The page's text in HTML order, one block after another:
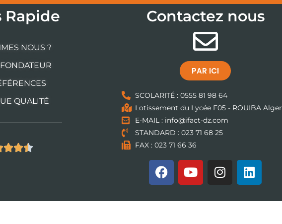
Rapide
NOUS ?
QUALITÉ

Contactez nous
PAR ICI
SCOLARITÉ : 0555 81 98 64
Lotissement du Lycée F05 - ROUIBA Alger
E-MAIL : info@ifact-dz.com
STANDARD : 023 71 68 25
FAX : 023 71 66 36